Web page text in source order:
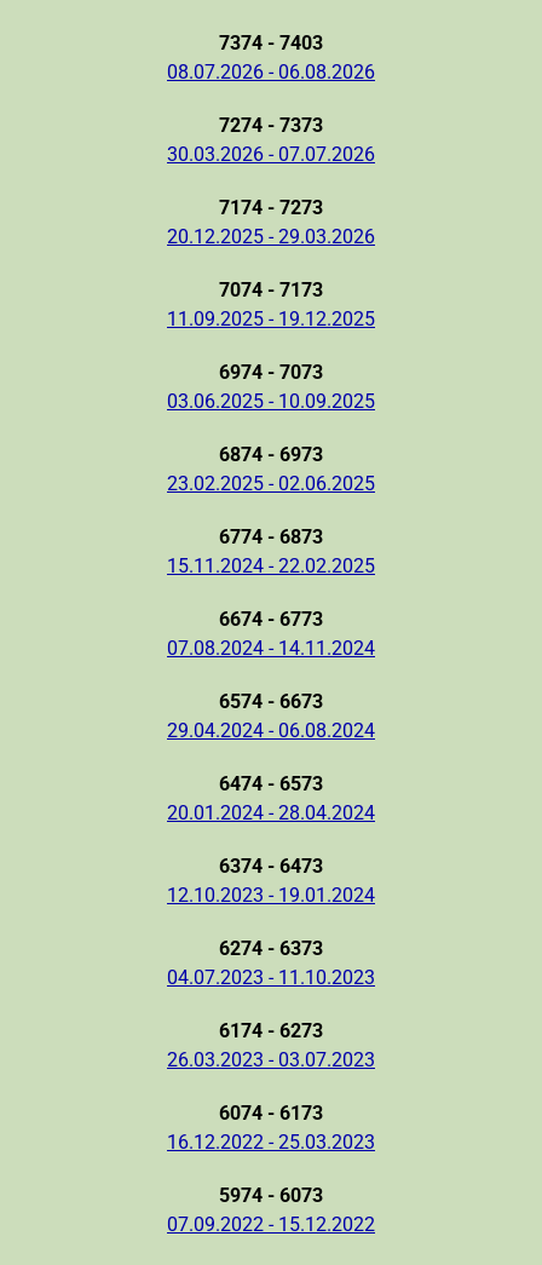
7374 - 7403
08.07.2026 - 06.08.2026
7274 - 7373
30.03.2026 - 07.07.2026
7174 - 7273
20.12.2025 - 29.03.2026
7074 - 7173
11.09.2025 - 19.12.2025
6974 - 7073
03.06.2025 - 10.09.2025
6874 - 6973
23.02.2025 - 02.06.2025
6774 - 6873
15.11.2024 - 22.02.2025
6674 - 6773
07.08.2024 - 14.11.2024
6574 - 6673
29.04.2024 - 06.08.2024
6474 - 6573
20.01.2024 - 28.04.2024
6374 - 6473
12.10.2023 - 19.01.2024
6274 - 6373
04.07.2023 - 11.10.2023
6174 - 6273
26.03.2023 - 03.07.2023
6074 - 6173
16.12.2022 - 25.03.2023
5974 - 6073
07.09.2022 - 15.12.2022